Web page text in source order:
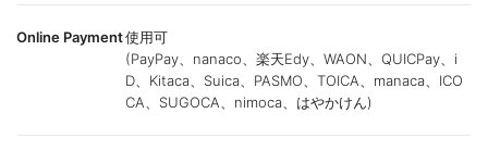
Online Payment使用可
(PayPay、nanaco、楽天Edy、WAON、QUICPay、i
D、Kitaca、Suica、PASMO、TOICA、manaca、ICO
CA、SUGOCA、nimoca、はやかけん)